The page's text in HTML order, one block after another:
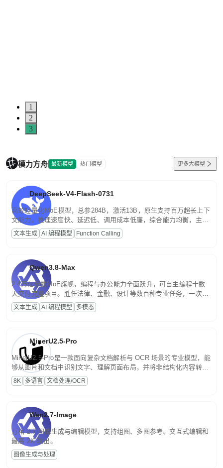
1
2
3
模力方舟 最新模型 热门模型 更多大模型
DeepSeek-V4-Flash-0731
高效轻量化MoE模型，总参284B，激活13B，原生支持百万超长上下
文能力。推理速度快、延迟低、调用成本低廉，综合能力均衡，主打
高并发、轻量化任务，适合日常对话、内容创作、基础 RAG、批量
文案处理等普惠刚需场景。
文本生成 AI 编程模型 Function Calling
Qwen3.8-Max
2.4万亿参数MoE旗舰，编程与办公能力全面跃升，可自主编程十数
天交付完整项目。胜任法律、金融、设计等数百种专业任务，一次对
话端到端交付生产级成果。原生视觉理解贯穿规划、执行与验证全流
程，支持超长文档与长视频的深度语义解析。长程任务中自主规划与
文本生成 AI 编程模型 多模态
MinerU2.5-Pro
MinerU2.5-Pro是一款面向复杂文档解析与 OCR 场景的专业模型，能
够从图片和文档中识别文字、理解页面布局，并将非结构化内容转换
为便于存储、检索和二次处理的结构化结果。
8K 多语言 文档处理/OCR
Wan2.7-Image
万相 2.7 图像生成与编辑模型，支持组图、多图参考、交互式编辑和
最高 2K 输出。
图像生成与处理